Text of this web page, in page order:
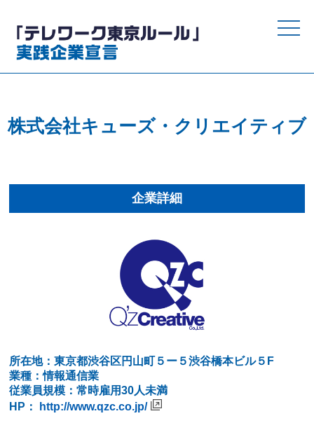
toggle
株式会社キューズ・クリエイティブ
企業詳細
所在地：東京都渋谷区円山町５ー５渋谷橋本ビル５F
業種：情報通信業
従業員規模：常時雇用30人未満
HP：
http://www.qzc.co.jp/